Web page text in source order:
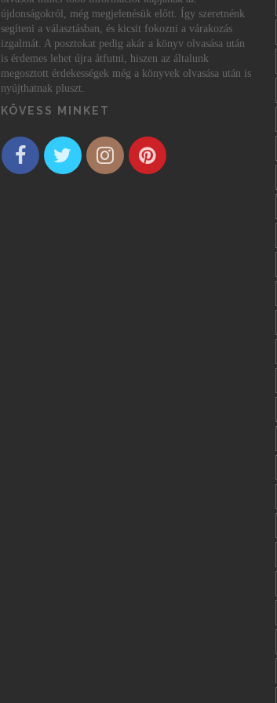
újdonságokról, még megjelenésük előtt. Így szeretnénk
segíteni a választásban, és kicsit fokozni a várakozás
izgalmát. A posztokat pedig akár a könyv olvasása után
is érdemes lehet újra átfutni, hiszen az általunk
megosztott érdekességek még a könyvek olvasása után is
nyújthatnak pluszt.
KÖVESS MINKET